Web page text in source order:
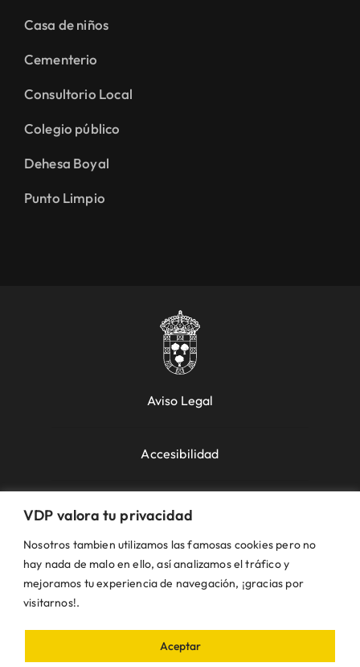
VDP valora tu privacidad
Nosotros tambien utilizamos las famosas cookies pero no
hay nada de malo en ello, así analizamos el tráfico y
mejoramos tu experiencia de navegación, ¡gracias por
visitarnos!.
Aceptar
Casa de niños
Cementerio
Consultorio Local
Colegio público
Dehesa Boyal
Punto Limpio
Aviso Legal
Accesibilidad
Política de Cookies
Política de Privacidad
© VDP 2000 - 2026 •Ayuntamiento de Villanueva